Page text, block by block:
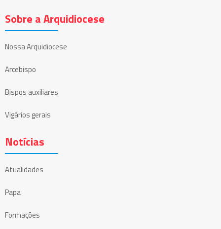
Sobre a Arquidiocese
Nossa Arquidiocese
Arcebispo
Bispos auxiliares
Vigários gerais
Notícias
Atualidades
Papa
Formações